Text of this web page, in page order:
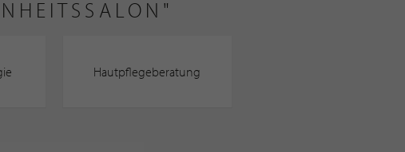
Hautpflegeberatung